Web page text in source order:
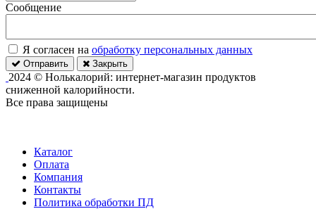
Сообщение
Я согласен на обработку персональных данных
Отправить Закрыть
2024 © Нолькалорий: интернет-магазин продуктов
сниженной калорийности.
Все права защищены
Каталог
Оплата
Компания
Контакты
Политика обработки ПД